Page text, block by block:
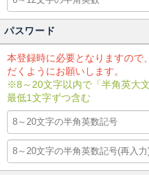
パスワード
本登録時に必要となりますので
だくようにお願いします。
※8～20文字以内で「半角英大
最低1文字ずつ含む